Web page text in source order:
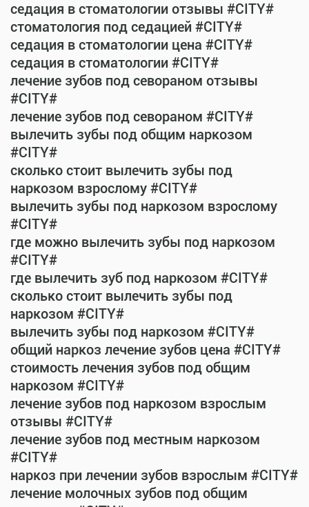
седация в стоматологии отзывы #CITY#
стоматология под седацией #CITY#
седация в стоматологии цена #CITY#
седация в стоматологии #CITY#
лечение зубов под севораном отзывы
#CITY#
лечение зубов под севораном #CITY#
вылечить зубы под общим наркозом
#CITY#
сколько стоит вылечить зубы под
наркозом взрослому #CITY#
вылечить зубы под наркозом взрослому
#CITY#
где можно вылечить зубы под наркозом
#CITY#
где вылечить зуб под наркозом #CITY#
сколько стоит вылечить зубы под
наркозом #CITY#
вылечить зубы под наркозом #CITY#
общий наркоз лечение зубов цена #CITY#
стоимость лечения зубов под общим
наркозом #CITY#
лечение зубов под наркозом взрослым
отзывы #CITY#
лечение зубов под местным наркозом
#CITY#
наркоз при лечении зубов взрослым #CITY#
лечение молочных зубов под общим